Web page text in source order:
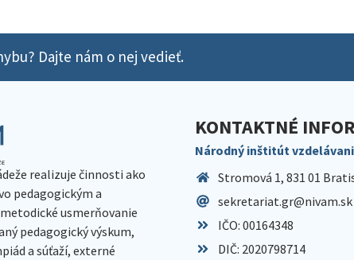
Dajte nám o nej vedieť.
realizuje činnosti ako
pedagogickým a
usmerňovanie
pedagogický výskum,
a súťaží, externé
KONTAKTNÉ
Národný inštitút
Stromová 1, 831 01
sekretariat.gr@nivam.sk
IČO: 00164348
DIČ: 2020798714